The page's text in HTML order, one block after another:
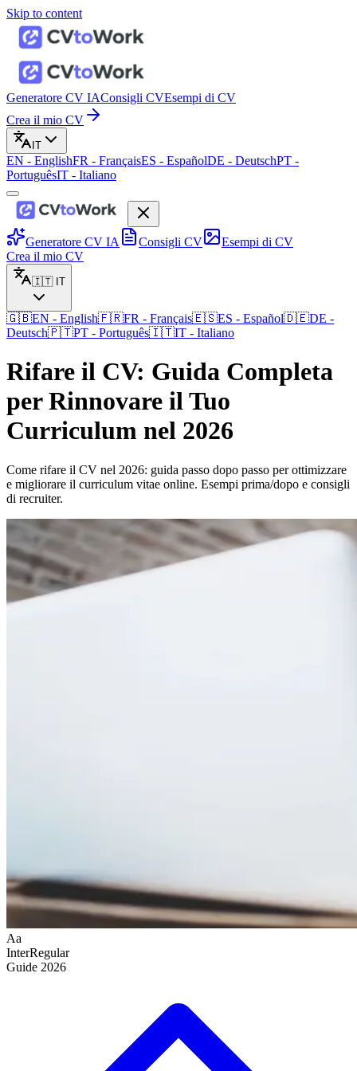
Skip to content
Generatore CV IAConsigli CVEsempi di CV
Crea il mio CV
IT
EN - EnglishFR - FrançaisES - EspañolDE - DeutschPT -
PortuguêsIT - Italiano
Generatore CV IA Consigli CV
Esempi di CV
Crea il mio CV
🇮🇹 IT
🇬🇧EN - English🇫🇷FR - Français🇪🇸ES - Español🇩🇪DE -
Deutsch🇵🇹PT - Português🇮🇹IT - Italiano
Rifare il CV: Guida Completa
per Rinnovare il Tuo
Curriculum nel 2026
Come rifare il CV nel 2026: guida passo dopo passo per ottimizzare
e migliorare il curriculum vitae online. Esempi prima/dopo e consigli
di recruiter.
Aa
InterRegular
Guide 2026